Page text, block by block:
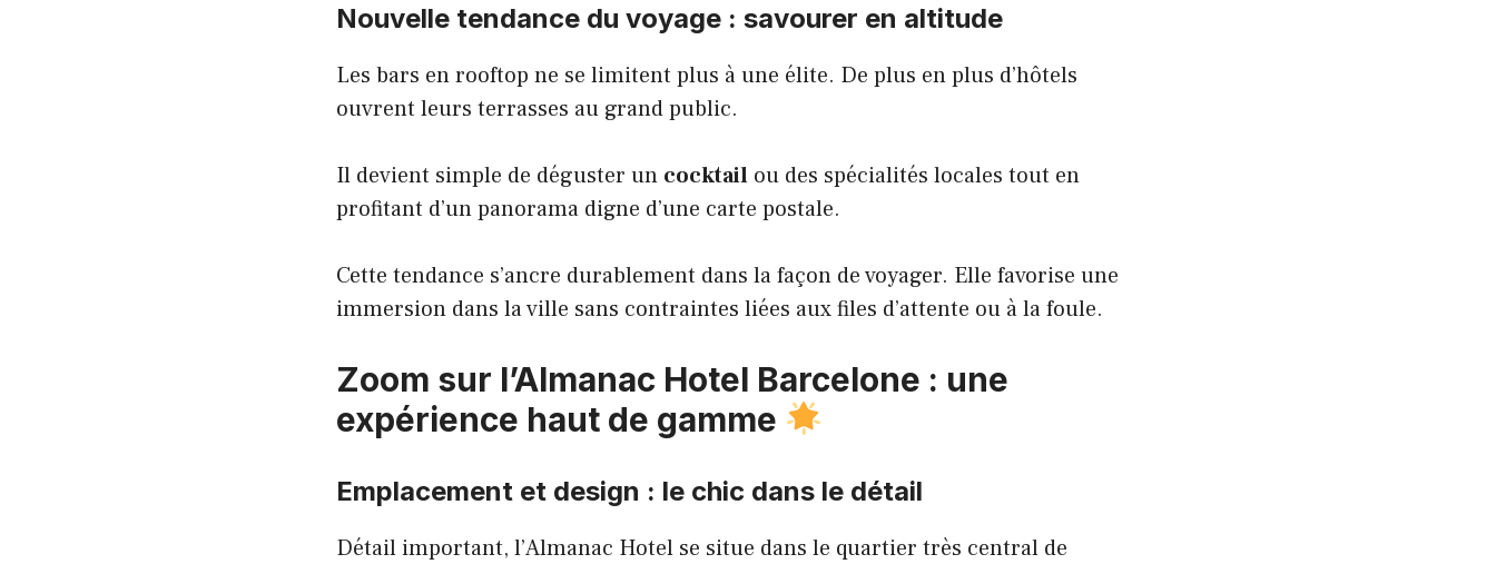
Nouvelle tendance du voyage : savourer en altitude
Les bars en rooftop ne se limitent plus à une élite. De plus en plus d’hôtels
ouvrent leurs terrasses au grand public.
Il devient simple de déguster un cocktail ou des spécialités locales tout en
profitant d’un panorama digne d’une carte postale.
Cette tendance s’ancre durablement dans la façon de voyager. Elle favorise une
immersion dans la ville sans contraintes liées aux files d’attente ou à la foule.
Zoom sur l’Almanac Hotel Barcelone : une
expérience haut de gamme
Emplacement et design : le chic dans le détail
Détail important, l’Almanac Hotel se situe dans le quartier très central de